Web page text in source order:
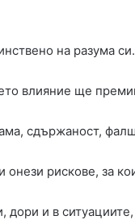
на разума си.
влияние ще
сдържаност,
онези рискове, за
дори и в